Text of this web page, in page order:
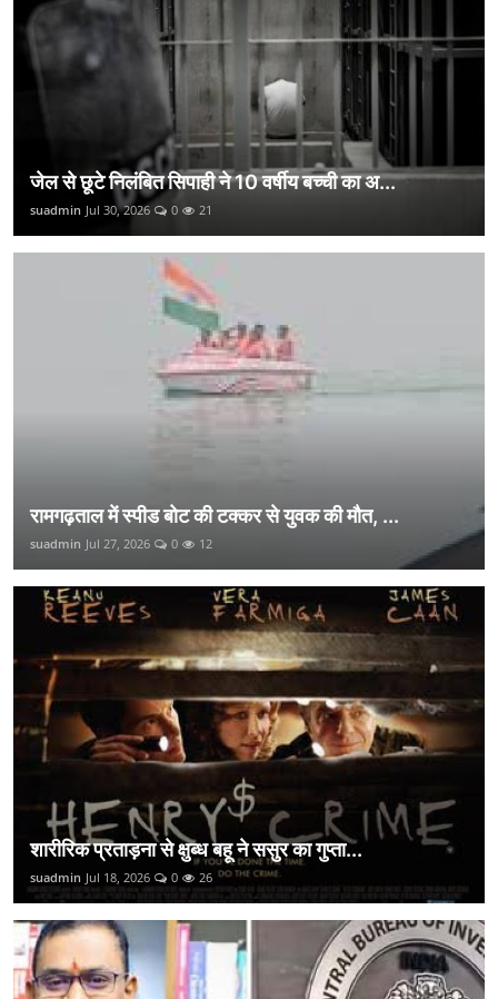
जेल से छूटे निलंबित सिपाही ने 10 वर्षीय बच्ची का अ...
suadmin Jul 30, 2026 0 21
रामगढ़ताल में स्पीड बोट की टक्कर से युवक की मौत, ...
suadmin Jul 27, 2026 0 12
शारीरिक प्रताड़ना से क्षुब्ध बहू ने ससुर का गुप्ता...
suadmin Jul 18, 2026 0 26